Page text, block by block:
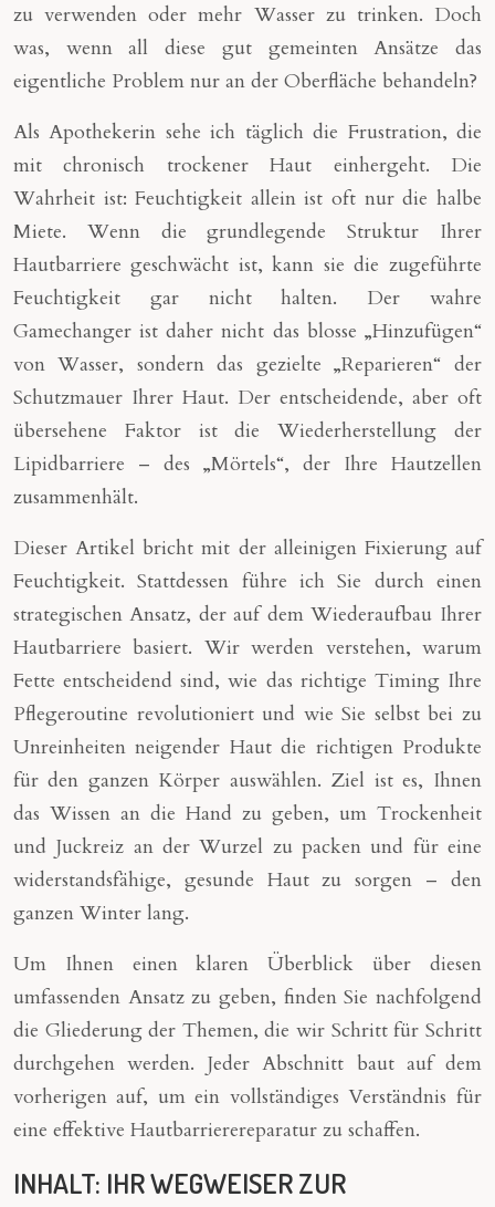
zu verwenden oder mehr Wasser zu trinken. Doch
was, wenn all diese gut gemeinten Ansätze das
eigentliche Problem nur an der Oberfläche behandeln?
Als Apothekerin sehe ich täglich die Frustration, die
mit chronisch trockener Haut einhergeht. Die
Wahrheit ist: Feuchtigkeit allein ist oft nur die halbe
Miete. Wenn die grundlegende Struktur Ihrer
Hautbarriere geschwächt ist, kann sie die zugeführte
Feuchtigkeit gar nicht halten. Der wahre
Gamechanger ist daher nicht das blosse „Hinzufügen“
von Wasser, sondern das gezielte „Reparieren“ der
Schutzmauer Ihrer Haut. Der entscheidende, aber oft
übersehene Faktor ist die Wiederherstellung der
Lipidbarriere – des „Mörtels“, der Ihre Hautzellen
zusammenhält.
Dieser Artikel bricht mit der alleinigen Fixierung auf
Feuchtigkeit. Stattdessen führe ich Sie durch einen
strategischen Ansatz, der auf dem Wiederaufbau Ihrer
Hautbarriere basiert. Wir werden verstehen, warum
Fette entscheidend sind, wie das richtige Timing Ihre
Pflegeroutine revolutioniert und wie Sie selbst bei zu
Unreinheiten neigender Haut die richtigen Produkte
für den ganzen Körper auswählen. Ziel ist es, Ihnen
das Wissen an die Hand zu geben, um Trockenheit
und Juckreiz an der Wurzel zu packen und für eine
widerstandsfähige, gesunde Haut zu sorgen – den
ganzen Winter lang.
Um Ihnen einen klaren Überblick über diesen
umfassenden Ansatz zu geben, finden Sie nachfolgend
die Gliederung der Themen, die wir Schritt für Schritt
durchgehen werden. Jeder Abschnitt baut auf dem
vorherigen auf, um ein vollständiges Verständnis für
eine effektive Hautbarrierereparatur zu schaffen.
INHALT: IHR WEGWEISER ZUR